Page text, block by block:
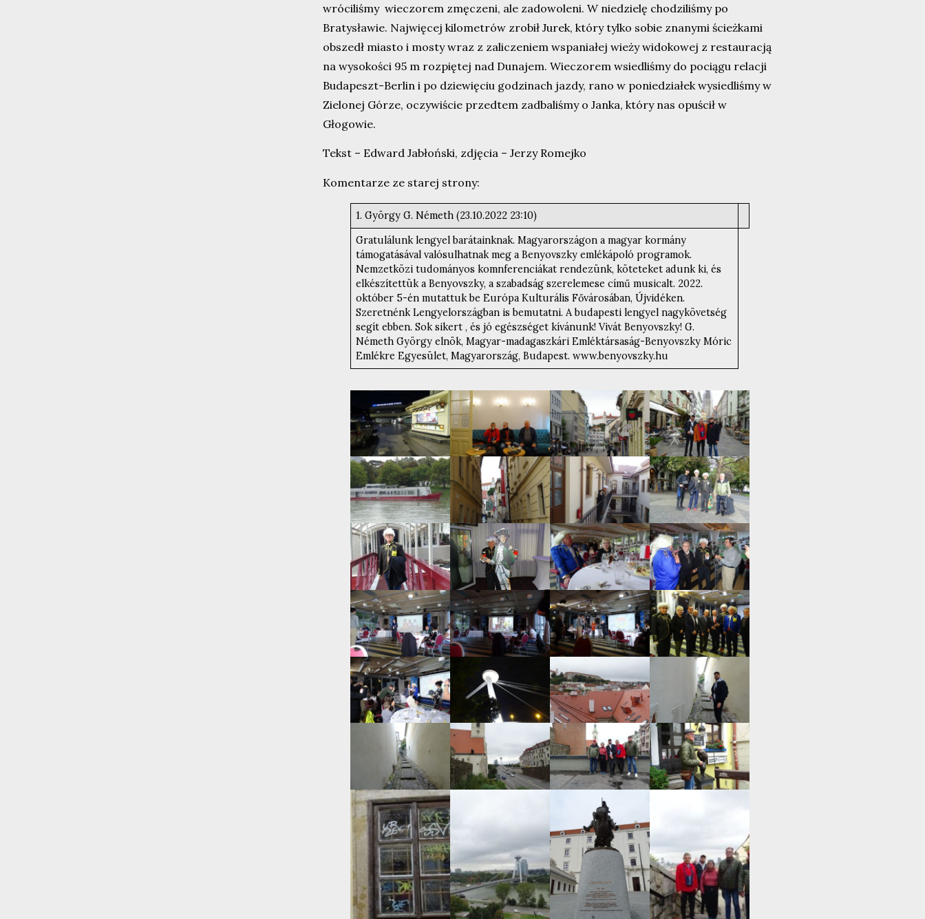
wróciliśmy wieczorem zmęczeni, ale zadowoleni. W niedzielę chodziliśmy po
Bratysławie. Najwięcej kilometrów zrobił Jurek, który tylko sobie znanymi ścieżkami
obszedł miasto i mosty wraz z zaliczeniem wspaniałej wieży widokowej z restauracją
na wysokości 95 m rozpiętej nad Dunajem. Wieczorem wsiedliśmy do pociągu relacji
Budapeszt-Berlin i po dziewięciu godzinach jazdy, rano w poniedziałek wysiedliśmy w
Zielonej Górze, oczywiście przedtem zadbaliśmy o Janka, który nas opuścił w
Głogowie.
Tekst – Edward Jabłoński, zdjęcia – Jerzy Romejko
Komentarze ze starej strony:
1. György G. Németh (23.10.2022 23:10)
Gratulálunk lengyel barátainknak. Magyarországon a magyar kormány
támogatásával valósulhatnak meg a Benyovszky emlékápoló programok.
Nemzetközi tudományos komnferenciákat rendezünk, köteteket adunk ki, és
elkészítettük a Benyovszky, a szabadság szerelemese című musicalt. 2022.
október 5-én mutattuk be Európa Kulturális Fővárosában, Újvidéken.
Szeretnénk Lengyelországban is bemutatni. A budapesti lengyel nagykövetség
segít ebben. Sok sikert , és jó egészséget kívánunk! Vivát Benyovszky! G.
Németh György elnök, Magyar-madagaszkári Emléktársaság-Benyovszky Móric
Emlékre Egyesület, Magyarország, Budapest. www.benyovszky.hu